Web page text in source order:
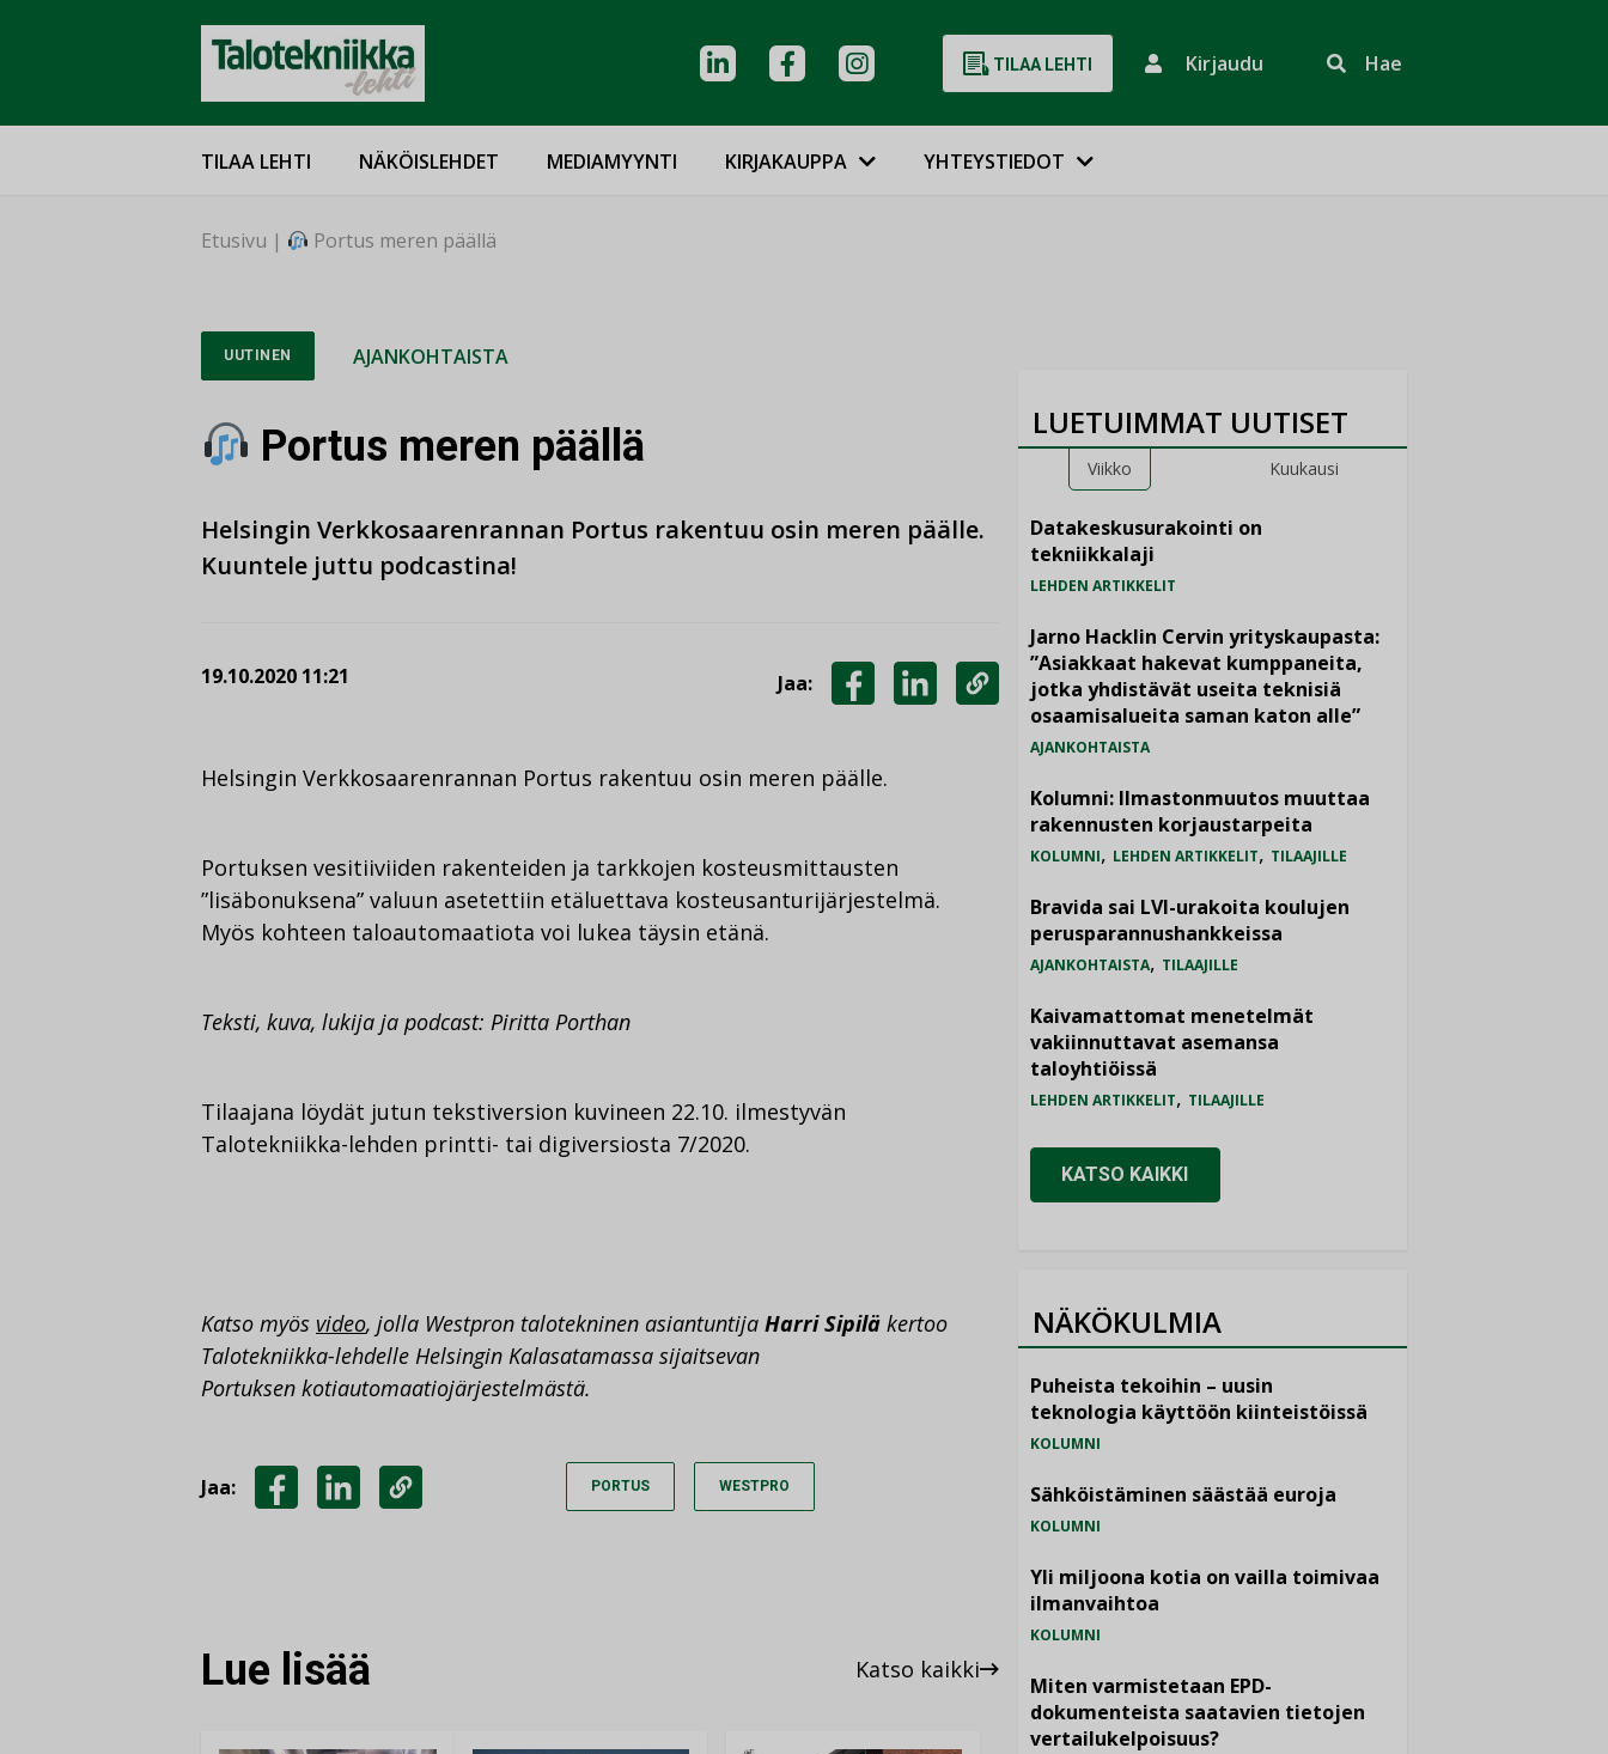
TILAA LEHTI Kirjaudu Hae
TILAA LEHTI NÄKÖISLEHDET MEDIAMYYNTI KIRJAKAUPPA YHTEYSTIEDOT
Etusivu | Portus meren päällä
UUTINEN AJANKOHTAISTA
Portus meren päällä
Helsingin Verkkosaarenrannan Portus rakentuu osin meren päälle.
Kuuntele juttu podcastina!
19.10.2020 11:21 Jaa:
LINKEDINISSÄ
KOPIOI
LINKKI
Helsingin Verkkosaarenrannan Portus rakentuu osin meren päälle.
Portuksen vesitiiviiden rakenteiden ja tarkkojen kosteusmittausten
”lisäbonuksena” valuun asetettiin etäluettava kosteusanturijärjestelmä.
Myös kohteen taloautomaatiota voi lukea täysin etänä.
Teksti, kuva, lukija ja podcast: Piritta Porthan
Tilaajana löydät jutun tekstiversion kuvineen 22.10. ilmestyvän
Talotekniikka-lehden printti- tai digiversiosta 7/2020.
Katso myös video, jolla Westpron talotekninen asiantuntija Harri Sipilä kertoo
Talotekniikka-lehdelle Helsingin Kalasatamassa sijaitsevan
Portuksen kotiautomaatiojärjestelmästä.
Jaa: PORTUS WESTPRO
Lue lisää Katso kaikki
LUETUIMMAT UUTISET
Viikko Kuukausi
Datakeskusurakointi on
tekniikkalaji
LEHDEN ARTIKKELIT
Jarno Hacklin Cervin yrityskaupasta:
”Asiakkaat hakevat kumppaneita,
jotka yhdistävät useita teknisiä
osaamisalueita saman katon alle”
AJANKOHTAISTA
Kolumni: Ilmastonmuutos muuttaa
rakennusten korjaustarpeita
KOLUMNI, LEHDEN ARTIKKELIT, TILAAJILLE
Bravida sai LVI-urakoita koulujen
perusparannushankkeissa
AJANKOHTAISTA, TILAAJILLE
Kaivamattomat menetelmät
vakiinnuttavat asemansa
taloyhtiöissä
LEHDEN ARTIKKELIT, TILAAJILLE
KATSO KAIKKI
NÄKÖKULMIA
Puheista tekoihin – uusin
teknologia käyttöön kiinteistöissä
KOLUMNI
Sähköistäminen säästää euroja
KOLUMNI
Yli miljoona kotia on vailla toimivaa
ilmanvaihtoa
KOLUMNI
Miten varmistetaan EPD-
dokumenteista saatavien tietojen
vertailukelpoisuus?